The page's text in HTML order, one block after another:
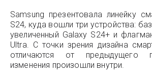
Samsung презентовала линейку
S24, куда вошли три устройства:
увеличенный Galaxy S24+ и
Ultra. С точки зрения дизайна
отличаются от предыдущего
изменения произошли внутри.